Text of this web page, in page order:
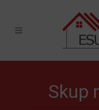
Skup